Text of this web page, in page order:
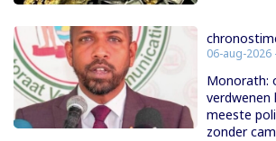
06-aug-2026
Monorath:
meeste
zonder